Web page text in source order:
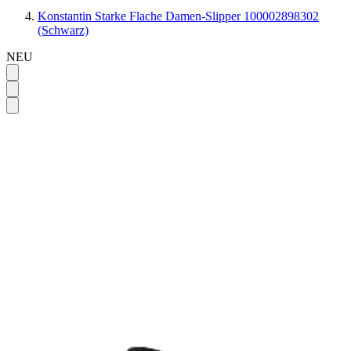
Konstantin Starke Flache Damen-Slipper 100002898302
(Schwarz)
NEU